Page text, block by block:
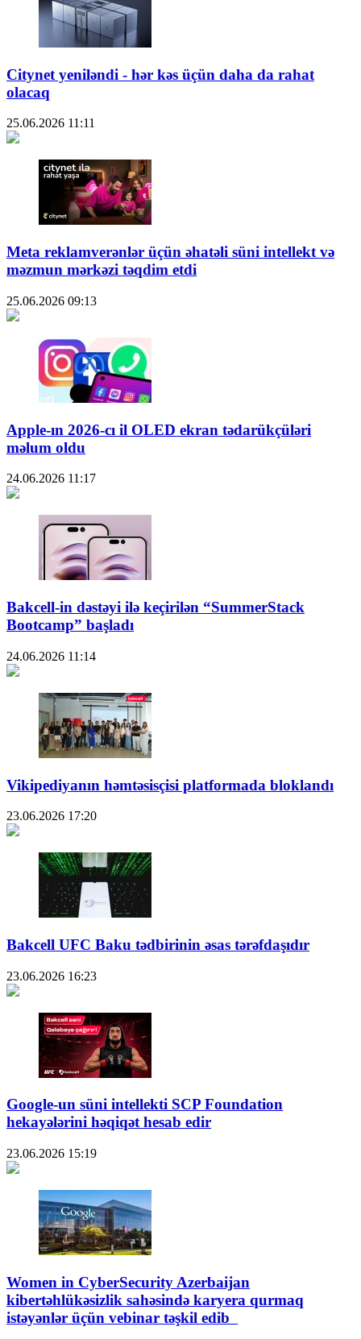
Citynet yeniləndi - hər kəs üçün daha da rahat
olacaq
25.06.2026 11:11
Meta reklamverənlər üçün əhatəli süni intellekt və
məzmun mərkəzi təqdim etdi
25.06.2026 09:13
Apple-ın 2026-cı il OLED ekran tədarükçüləri
məlum oldu
24.06.2026 11:17
Bakcell-in dəstəyi ilə keçirilən “SummerStack
Bootcamp” başladı
24.06.2026 11:14
Vikipediyanın həmtəsisçisi platformada bloklandı
23.06.2026 17:20
Bakcell UFC Baku tədbirinin əsas tərəfdaşıdır
23.06.2026 16:23
Google-un süni intellekti SCP Foundation
hekayələrini həqiqət hesab edir
23.06.2026 15:19
Women in CyberSecurity Azerbaijan
kibertəhlükəsizlik sahəsində karyera qurmaq
istəyənlər üçün vebinar təşkil edib